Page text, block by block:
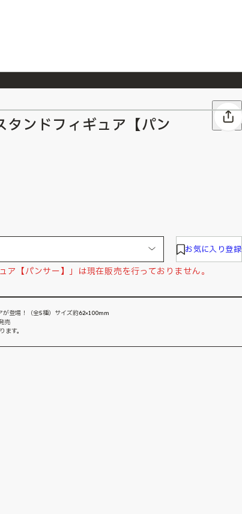
『ONE PIECE magazine 021 ONE PIECEカード付き同梱版』発売延期のご案内
タンドフィギュア【パン
お気に入り登録
ア【パンサー】」は現在販売を行っておりません。
が登場！（全5種）サイズ約62×100mm
売
す。